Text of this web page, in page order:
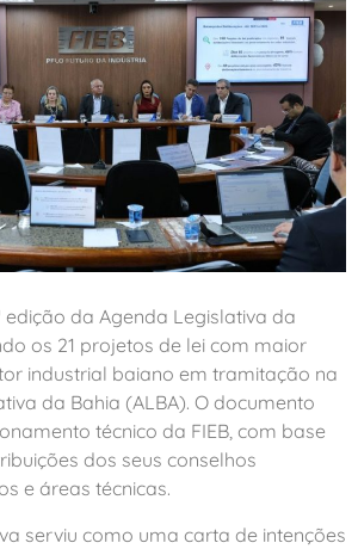
edição da Agenda Legislativa da
os 21 projetos de lei com maior
industrial baiano em tramitação na
da Bahia (ALBA). O documento
técnico da FIEB, com base
dos seus conselhos
e áreas técnicas.
serviu como uma carta de intenções